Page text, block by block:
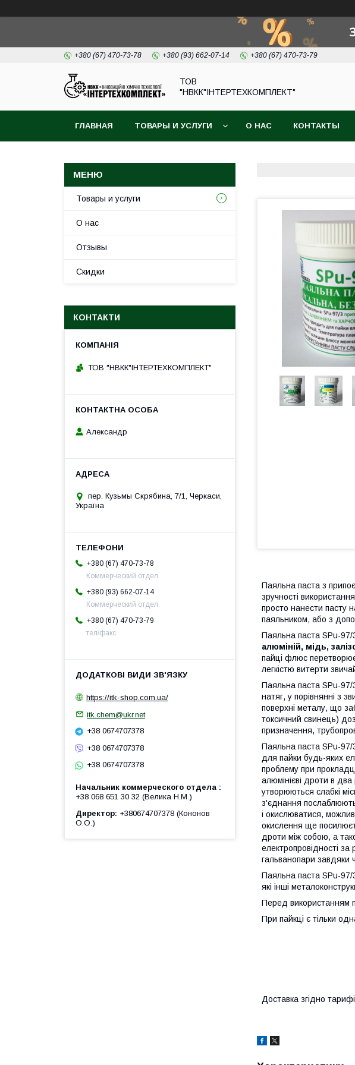
+380 (67) 470-73-78 +380 (93) 662-07-14 +380 (67) 470-73-79
ТОВ
"НВКК"ІНТЕРТЕХКОМПЛЕКТ"
ГЛАВНАЯ ТОВАРЫ И УСЛУГИ О НАС КОНТАКТЫ
Паяльна паста з
зручності
просто нанести пасту
паяльником, або з
Паяльна паста SPu-97/
алюміній, мідь,
пайці флюс
легкістю витерти
Паяльна паста SPu-97/
натяг, у порівнянні з
поверхні металу, що
токсичний свинець)
призначення,
Паяльна паста SPu-97/
для пайки будь-яких
проблему при
алюмінієві дроти в
утворюються слабкі
з'єднання
і окислюватися,
окислення ще
дроти між собою, а
електропровідності
гальванопари завдяки
Паяльна паста SPu-97/3
які інші
Перед використанням
При пайкці є тільки
Доставка згідно
Товары и услуги
О нас
Отзывы
Скидки
КОНТАКТИ
ТОВ "НВКК"ІНТЕРТЕХКОМПЛЕКТ"
Александр
пер. Кузьмы Скрябина, 7/1, Черкаси,
Україна
+380 (67) 470-73-78
Коммерческий отдел
+380 (93) 662-07-14
Коммерческий отдел
+380 (67) 470-73-79
тел/факс
https://itk-shop.com.ua/
itk.chem@ukr.net
+38 0674707378
+38 0674707378
+38 0674707378
Начальник коммерческого отдела
+38 068 651 30 32 (Велика Н.М.)
Директор +380674707378 (Кононов
О.О.)